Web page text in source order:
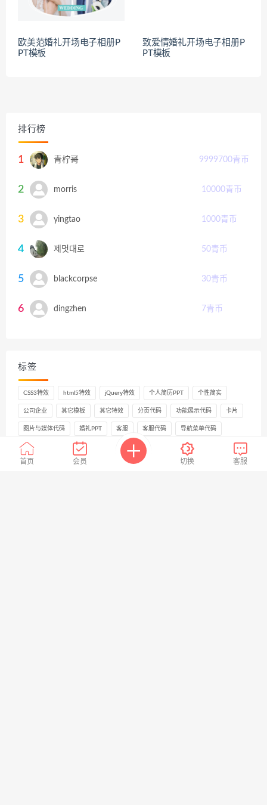
欧美范婚礼开场电子相册P
PT模板
致爱情婚礼开场电子相册P
PT模板
排行榜
1 青柠哥 9999700青币
2 morris 10000青币
3 yingtao 1000青币
4 제멋대로 50青币
5 blackcorpse 30青币
6 dingzhen 7青币
标签
CSS3特效 html5特效 jQuery特效 个人简历PPT 个性简实
公司企业 其它模板 其它特效 分页代码 功能展示代码 卡片
图片与媒体代码 婚礼PPT 客服 客服代码 导航菜单代码
底部代码 抽奖转盘 播放器特效
放大镜效果 文字特效 时间日期 注册登录代码
首页 会员 切换 客服